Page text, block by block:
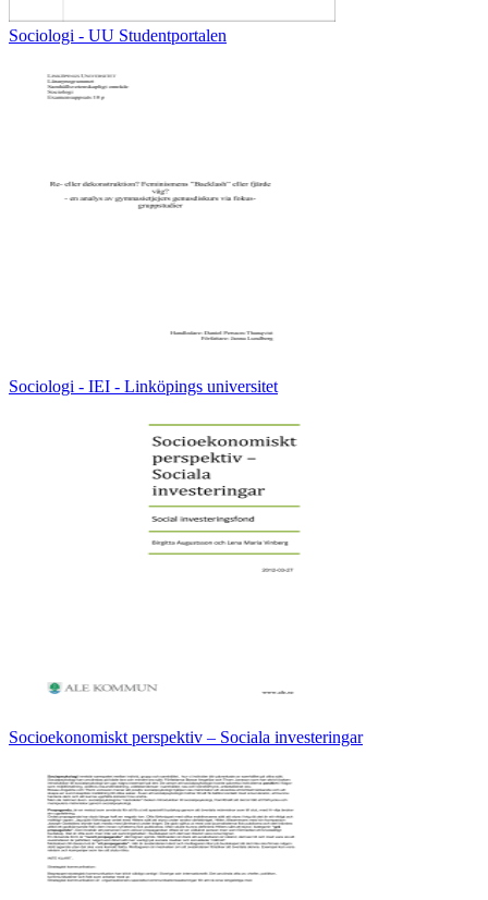
Sociologi - UU Studentportalen
Sociologi - IEI - Linköpings universitet
Socioekonomiskt perspektiv – Sociala investeringar